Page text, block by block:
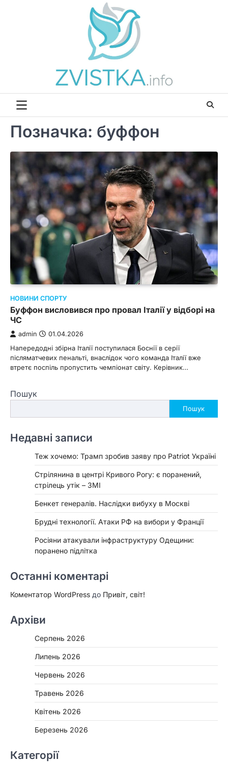
Позначка: буффон
НОВИНИ СПОРТУ
Буффон висловився про провал Італії у відборі на
ЧС
admin 01.04.2026
Напередодні збірна Італії поступилася Боснії в серії
післяматчевих пенальті, внаслідок чого команда Італії вже
втретє поспіль пропустить чемпіонат світу. Керівник…
Пошук
Пошук
Недавні записи
Теж хочемо: Трамп зробив заяву про Patriot Україні
Стрілянина в центрі Кривого Рогу: є поранений,
стрілець утік – ЗМІ
Бенкет генералів. Наслідки вибуху в Москві
Брудні технології. Атаки РФ на вибори у Франції
Росіяни атакували інфраструктуру Одещини:
поранено підлітка
Останні коментарі
Коментатор WordPress до Привіт, світ!
Архіви
Серпень 2026
Липень 2026
Червень 2026
Травень 2026
Квітень 2026
Березень 2026
Категорії